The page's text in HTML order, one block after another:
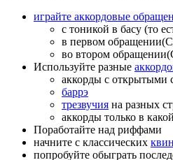
играйте аккордовые
с тоникой в басу (то
в первом
во втором
Используйте разные
аккорды с открытыми
баррэ
трезвучия на разных
аккорды только в
Поработайте над риффами
начните с классических
попробуйте обыграть